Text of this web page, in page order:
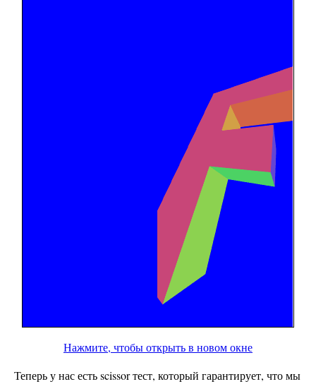
Нажмите, чтобы открыть в новом окне
Теперь у нас есть scissor тест, который гарантирует, что мы